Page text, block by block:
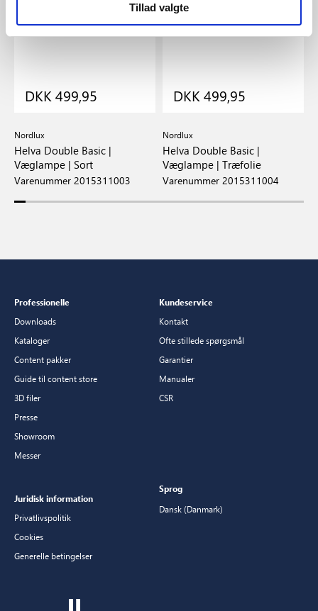
Tillad valgte
DKK 499,95
Nordlux
Helva Double Basic |
Væglampe | Sort
Varenummer 2015311003
DKK 499,95
Nordlux
Helva Double Basic |
Væglampe | Træfolie
Varenummer 2015311004
Professionelle
Downloads
Kataloger
Content pakker
Guide til content store
3D filer
Presse
Showroom
Messer
Kundeservice
Kontakt
Ofte stillede spørgsmål
Garantier
Manualer
CSR
Juridisk information
Privatlivspolitik
Cookies
Generelle betingelser
Sprog
Dansk (Danmark)